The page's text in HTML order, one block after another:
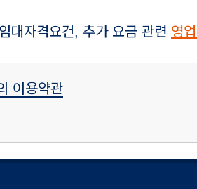
대자격요건, 추가 요금 관련 영
이용약관